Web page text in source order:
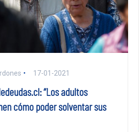
17-01-2021
“Los adultos
cómo poder solventar sus